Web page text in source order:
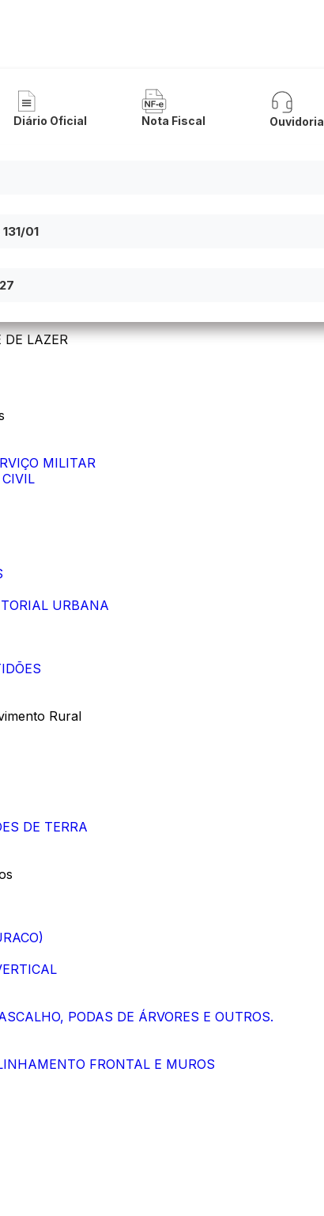
Diário Oficial Nota Fiscal Ouvidoria
01
DE LAZER
MILITAR
URBANA
Rural
DE TERRA
PODAS DE ÁRVORES E OUTROS.
FRONTAL E MUROS